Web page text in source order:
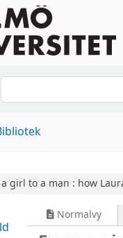
Sök i katalogen
girl to a man : how
Normalvy